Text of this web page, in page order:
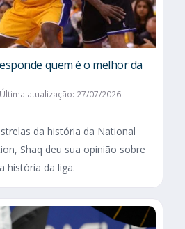
quem é o melhor da
Última atualização: 27/07/2026
da história da National
Shaq deu sua opinião sobre
história da liga.